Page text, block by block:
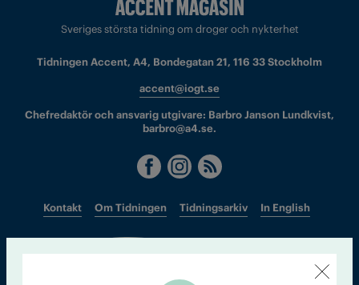
Sveriges största tidning om droger och nykterhet
Tidningen Accent, A4, Bondegatan 21, 116 33 Stockholm
accent@iogt.se
Chefredaktör och ansvarig utgivare: Barbro Janson Lundkvist,
barbro@a4.se.
Kontakt Om Tidningen Tidningsarkiv In English